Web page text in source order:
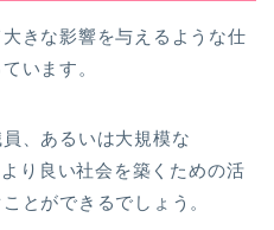
きな影響を与えるような仕
います。
、あるいは大規模な
り良い社会を築くための活
とができるでしょう。
ホーム
ココナラ電話占い